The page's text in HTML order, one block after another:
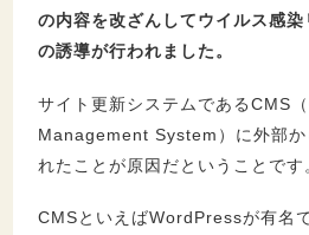
の内容を改ざんしてウイルス感
の誘導が行われました。
サイト更新システムであるCMS
Management System）に外部か
れたことが原因だということです
CMSといえばWordPressが有名